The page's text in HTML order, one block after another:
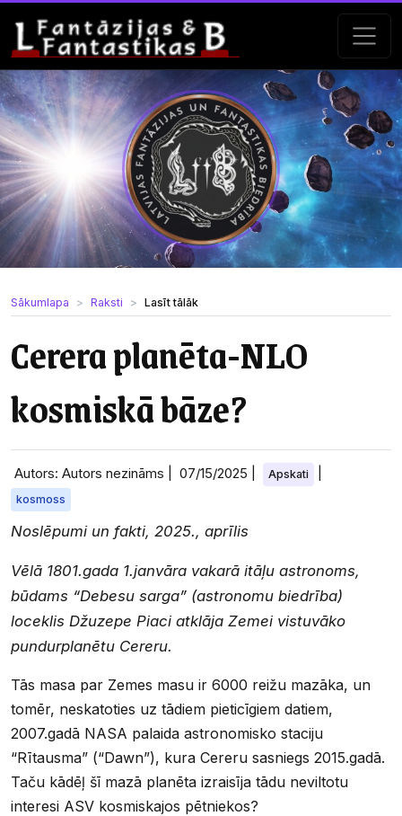
Sākumlapa Raksti Lasīt tālāk
Cerera planēta-NLO
kosmiskā bāze?
Autors: Autors nezināms | 07/15/2025 Apskati
kosmoss
Noslēpumi un fakti, 2025., aprīlis
Vēlā 1801.gada 1.janvāra vakarā itāļu astronoms,
būdams “Debesu sarga” (astronomu biedrība)
loceklis Džuzepe Piaci atklāja Zemei vistuvāko
pundurplanētu Cereru.
Tās masa par Zemes masu ir 6000 reižu mazāka, un
tomēr, neskatoties uz tādiem pieticīgiem datiem,
2007.gadā NASA palaida astronomisko staciju
“Rītausma” (“Dawn”), kura Cereru sasniegs 2015.gadā.
Taču kādēļ šī mazā planēta izraisīja tādu neviltotu
interesi ASV kosmiskajos pētniekos?